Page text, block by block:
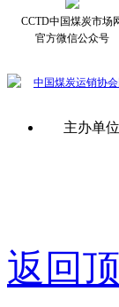
CCTD中国煤炭市场
官方微信公众号
中国煤炭运销协会
主办单位
返回